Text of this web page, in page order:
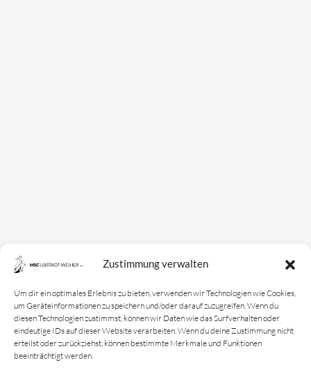
Zustimmung verwalten
Um dir ein optimales Erlebnis zu bieten, verwenden wir Technologien wie Cookies,
um Geräteinformationen zu speichern und/oder darauf zuzugreifen. Wenn du
diesen Technologien zustimmst, können wir Daten wie das Surfverhalten oder
eindeutige IDs auf dieser Website verarbeiten. Wenn du deine Zustimmung nicht
erteilst oder zurückziehst, können bestimmte Merkmale und Funktionen
beeinträchtigt werden.